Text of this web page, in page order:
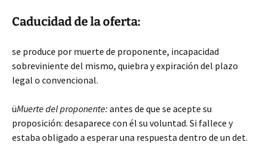
Caducidad de la oferta:
se produce por muerte de proponente, incapacidad
sobreviniente del mismo, quiebra y expiración del plazo
legal o convencional.
üMuerte del proponente: antes de que se acepte su
proposición: desaparece con él su voluntad. Si fallece y
estaba obligado a esperar una respuesta dentro de un det.